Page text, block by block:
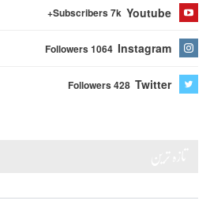
Youtube
Subscribers 7k+
Instagram
Followers 1064
Twitter
Followers 428